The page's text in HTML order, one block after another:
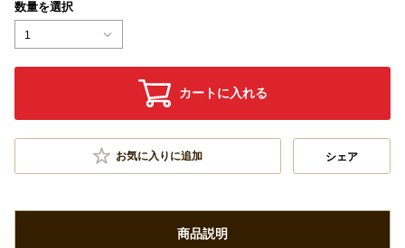
数量を選択
1
カートに入れる
お気に入りに追加 シェア
商品説明